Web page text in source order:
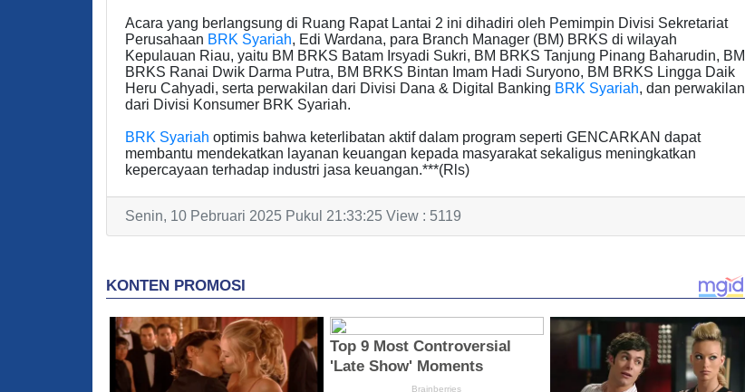
Acara yang berlangsung di Ruang Rapat Lantai 2 ini dihadiri oleh Pemimpin Divisi Sekretariat
Perusahaan BRK Syariah, Edi Wardana, para Branch Manager (BM) BRKS di wilayah
Kepulauan Riau, yaitu BM BRKS Batam Irsyadi Sukri, BM BRKS Tanjung Pinang Baharudin, BM
BRKS Ranai Dwik Darma Putra, BM BRKS Bintan Imam Hadi Suryono, BM BRKS Lingga Daik
Heru Cahyadi, serta perwakilan dari Divisi Dana & Digital Banking BRK Syariah, dan perwakilan
dari Divisi Konsumer BRK Syariah.
BRK Syariah optimis bahwa keterlibatan aktif dalam program seperti GENCARKAN dapat
membantu mendekatkan layanan keuangan kepada masyarakat sekaligus meningkatkan
kepercayaan terhadap industri jasa keuangan.***(Rls)
Senin, 10 Pebruari 2025 Pukul 21:33:25 View : 5119